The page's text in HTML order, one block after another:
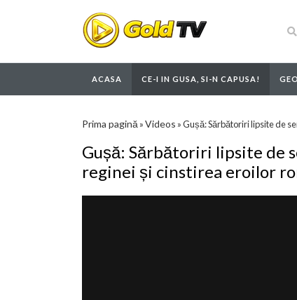
ACASA CE-I IN GUSA, SI-N CAPUSA!
Prima pagină »Videos »Gușă: Sărbătoriri lipsite de
Gușă: Sărbătoriri lipsite de
reginei și cinstirea eroilor